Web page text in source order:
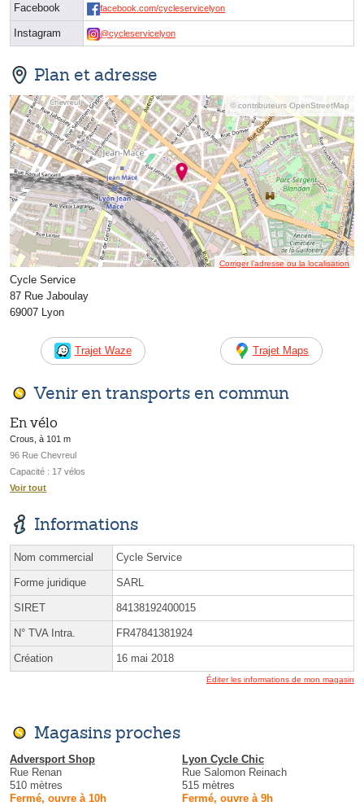
Facebook facebook.com/cycleservicelyon
Instagram @cycleservicelyon
Plan et adresse
© contributeurs OpenStreetMap
Corriger l’adresse ou la localisation
Cycle Service
87 Rue Jaboulay
69007 Lyon
Trajet Waze Trajet Maps
Venir en transports en commun
En vélo
Crous, à 101 m
96 Rue Chevreul
Capacité : 17 vélos
Voir tout
Informations
Nom commercial Cycle Service
Forme juridique SARL
SIRET 84138192400015
N° TVA Intra. FR47841381924
Création 16 mai 2018
Éditer les informations de mon magasin
Magasins proches
Adversport Shop
Rue Renan
510 mètres
Fermé, ouvre à 10h
Lyon Cycle Chic
Rue Salomon Reinach
515 mètres
Fermé, ouvre à 9h